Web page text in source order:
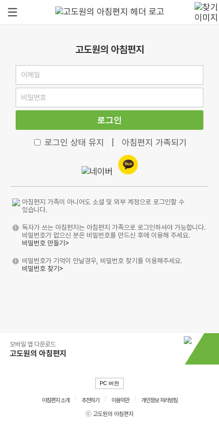
고도원의 아침편지
로그인
로그인 상태 유지 아침편지 가족되기
아침편지 가족이 아니어도 소셜 및 외부 계정으로 로그인할 수
있습니다.
독자가 쓰는 아침편지는 아침편지 가족으로 로그인하셔야 가능합니다.
비밀번호가 없으신 분은 비밀번호를 만드신 후에 이용해 주세요.
비밀번호 만들기>
비밀번호가 기억이 안날경우, 비밀번호 찾기를 이용해주세요.
비밀번호 찾기>
모바일 앱 다운로드
고도원의 아침편지
PC 버전
아침편지 소개 추천하기 이용약관
개인정보 처리방침
ⓒ 고도원의 아침편지